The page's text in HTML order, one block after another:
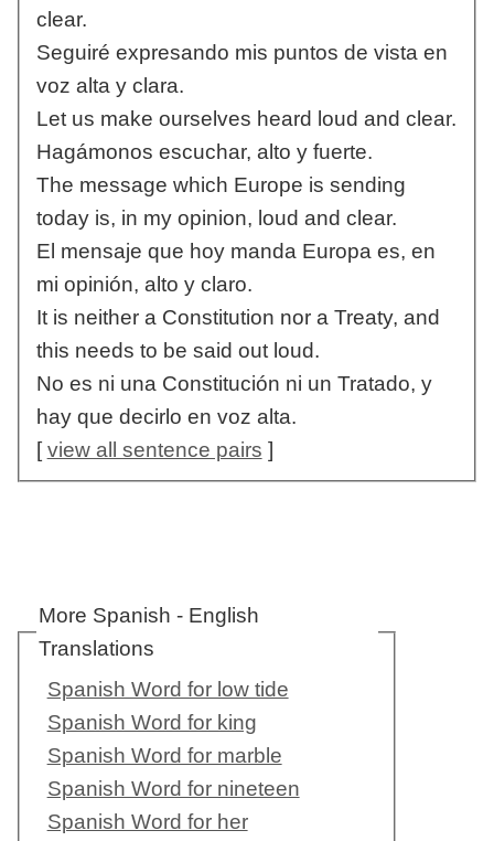
clear.
Seguiré expresando mis puntos de vista en
voz alta y clara.
Let us make ourselves heard loud and clear.
Hagámonos escuchar, alto y fuerte.
The message which Europe is sending
today is, in my opinion, loud and clear.
El mensaje que hoy manda Europa es, en
mi opinión, alto y claro.
It is neither a Constitution nor a Treaty, and
this needs to be said out loud.
No es ni una Constitución ni un Tratado, y
hay que decirlo en voz alta.
[view all sentence pairs ]
More Spanish - English
Translations
Spanish Word for low tide
Spanish Word for king
Spanish Word for marble
Spanish Word for nineteen
Spanish Word for her